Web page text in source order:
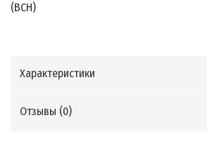
(BCH)
Характеристики
Отзывы (0)